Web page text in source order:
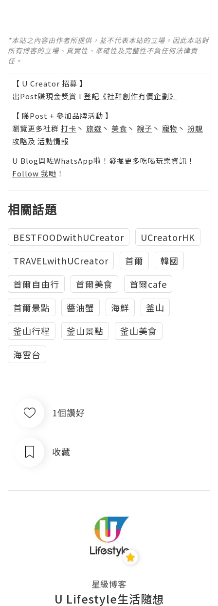
*本站之內容由作者所提供，並不代表本站的立場。因此本站對
所有博客的立場、真實性、準確性及完整性不負任何法律責
任。
【 U Creator 招募 】
出Post賺現金獎賞 l 登記《社群創作有價企劃》
【 睇Post + 參加品牌活動 】
瀏覽更多社群 打卡 丶 旅遊 丶 美食 丶 親子 丶 寵物 丶 扮靚
攻略及 活動情報
U Blog開咗WhatsApp啦！發掘更多吃喝玩樂資訊！
Follow 我哋 ！
相關話題
BESTFOODwithUCreator
UCreatorHK
TRAVELwithUCreator
首爾
韓國
首爾自由行
首爾美食
首爾cafe
首爾景點
醬油蟹 海鮮
釜山
釜山行程
釜山景點
釜山美食
海雲台
1個讚好
收藏
星級博客
U Lifestyle生活隨想